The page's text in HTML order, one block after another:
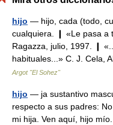
hijo — hijo, cada (todo,
cualquiera. ❙ «Le pasa a
Ragazza, julio, 1997. ❙
habituales...» C. J.
Argot "El Sohez"
hijo — ja sustantivo
respecto a sus padres:
mi hija. Ven aquí, hijo